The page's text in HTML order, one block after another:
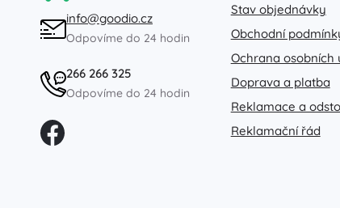
info@goodio.cz
Odpovíme do 24 hodin
266 266 325
Odpovíme do 24 hodin
Stav objednávky
Obchodní
Ochrana osobních
Doprava a platba
Reklamace a
Reklamační řád